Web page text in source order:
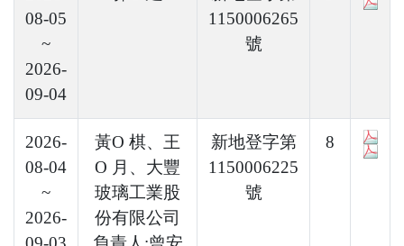
08-05
~
2026-
09-04
1150006265
號
2026-
08-04
~
2026-
黃O 棋、王
O 月、大豐
玻璃工業股
份有限公司
新地登字第
1150006225
號
8